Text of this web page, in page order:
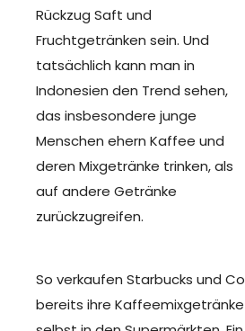
Rückzug Saft und
Fruchtgetränken sein. Und
tatsächlich kann man in
Indonesien den Trend sehen,
das insbesondere junge
Menschen ehern Kaffee und
deren Mixgetränke trinken, als
auf andere Getränke
zurückzugreifen.
So verkaufen Starbucks und Co
bereits ihre Kaffeemixgetränke